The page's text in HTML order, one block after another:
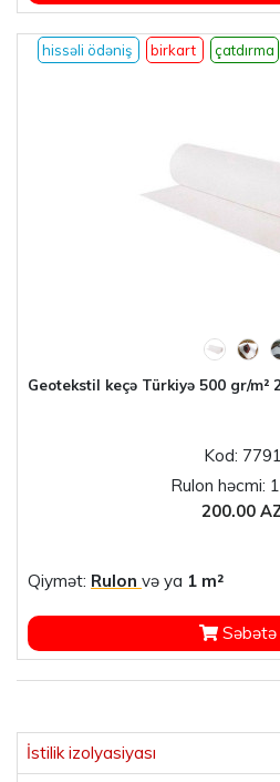
hissəli ödəniş birkart çatdırma
Geotekstil keçə Türkiyə 500 gr/m²
Kod:
Rulon həcmi:
200.00
Qiymət: Rulon və ya 1 m²
İstilik izolyasiyası